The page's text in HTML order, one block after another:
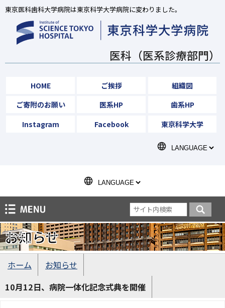
東京医科歯科大学病院は東京科学大学病院に変わりました。
医科（医系診療部門）
HOME ご挨拶
組織図
ご寄附のお願い
医系HP
歯系HP
Instagram
Facebook 東京科学大学
お知らせ
ホーム
お知らせ
10月12日、病院一体化記念式典を開催